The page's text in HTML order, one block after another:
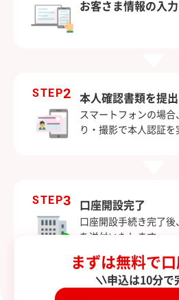
お客さま情報の入力
STEP2 本人確認書類を提出
スマートフォンの場
り・撮影で本人認証を
STEP3 口座開設完了
口座開設手続き完了
を送付いたします。
まずは無料で口
申込は10分で